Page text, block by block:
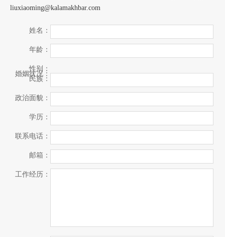
liuxiaoming@kalamakhbar.com
姓名：
年龄：
性别：
婚姻状况：
民族：
政治面貌：
学历：
联系电话：
邮箱：
工作经历：